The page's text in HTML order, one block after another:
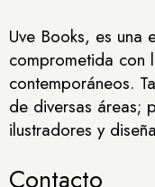
Uve Books, es una
comprometida con
contemporáneos.
de diversas áreas;
ilustradores y
Contacto